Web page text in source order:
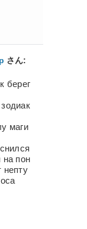
さん:
берег
маги
на пон
непту